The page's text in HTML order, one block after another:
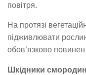
повітря.
На протязі
підживлювати
обов’язково повинен
Шкідники